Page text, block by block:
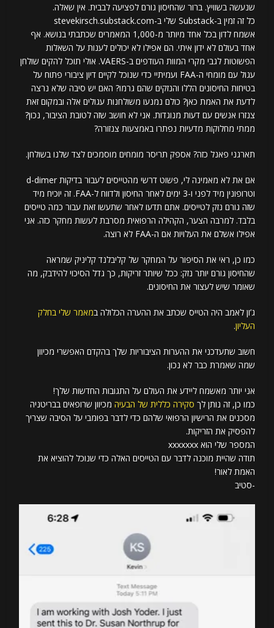
שנעשה בשוויץ. ברור שהחיסון גורם לפציעה לבבית. אין שאלה.
כל זה זמין ב-Substack שלי ב-stevekirsch.substack.com
אשמח לדון בכל אחד מיותר מ-1,000 המאמרים שכתבתי בנושא. אף
אחד בעולם לא ידון איתי. הם אפילו לא יכולים לענות על השאלות
הפשוטות לגבי מקרי המוות העודפים ב-VAERS. אולי תוכל להקים שולחן
עגול עם מומחי ה-FAA ועמיתיי כדי שנוכל לקיים דיון ציבורי פתוח על
בטיחות החיסונים הללו והנזקים שהם גרמו? האם יש סיבה שלא נרצה
לדעת את האמת כאן? כולם נמנעו משולחנות עגולים אלה ובמקום זאת
צנזרו אנשים עם דעות מנוגדות. אני לא חושב שזה לטובת הציבור, נכון?
ממתי מחלוקות מדעיות נפתרו באמצעות צנזורה?
תארגני פאנל כזה? אספק תריסר מומחים מוסמכים לצד שלנו בשולחן.
אם את לא מאמינה לי, פשוט דרשי מהטייסים לעבור בדיקות d-dimer
וטרופונין מיד לפני ו-3 ימים לאחר החיסון ולדווח ל-FAA. זה יוכיח מיד
שזה גורם נזק לטייסים. אתם תדעו לאחר שתעשו זאת עבור כמה טייסים
בלבד. למרבה הצער, הקהילה הרפואית מסרבת לעשות מחקר כזה. אני
אפילו אשלם את העלויות אם ה-FAA לא רוצה.
כמו כן, ראי את הסיפור על המחקר של קליבלנד קליניק שמראה
שהחיסון גורם יותר נזק: ככל שיותר זריקות, כך גדל הסיכוי להידבק, מה
שאומר שיש לעצור את החיסונים.
ג’ון לאמב היה הטייס שכתב את ההערה הכלולה במאמר שלי בחלק
העליון.
חשוב שתעדכני את ההערות הציבוריות שלך בהקדם האפשרי מכיוון
שמה שאמרת כבר לא נכון.
אני יותר מאשמח ליידע את העולם על התגובות החדשות שלך!
כמו כן, זה נותן לך סקירה כללית של הבעיה מכיוון שרופאים בבריטניה
מסכנים את הרישיון הרפואי שלהם כדי לדבר בפומבי על הסיבה שצריך
להפסיק את הזריקות.
המספר שלי הוא xxxxxxx
תודה שהיית מוכנה לדבר עם הטייסים האלה כדי שנוכל להוציא את
האמת לאור!
-סטיב